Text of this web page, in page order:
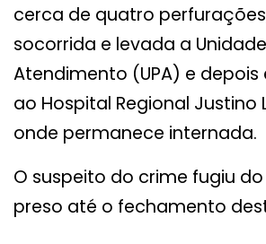
cerca de quatro
socorrida e levada a
Atendimento (UPA) e
ao Hospital Regional Justino
onde permanece internada.
O suspeito do crime fugiu
preso até o fechamento